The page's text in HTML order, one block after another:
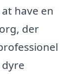
have en
der